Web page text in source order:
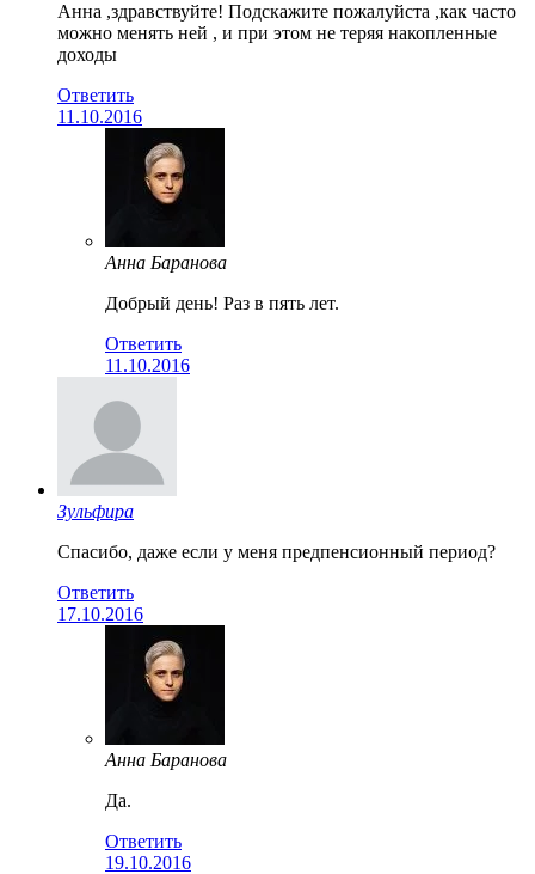
Анна ,здравствуйте! Подскажите пожалуйста ,как часто
можно менять ней , и при этом не теряя накопленные
доходы
Ответить
11.10.2016
Анна Баранова
Добрый день! Раз в пять лет.
Ответить
11.10.2016
Зульфира
Спасибо, даже если у меня предпенсионный период?
Ответить
17.10.2016
Анна Баранова
Да.
Ответить
19.10.2016